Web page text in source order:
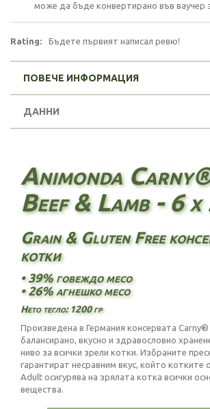
може да бъде конвертирано във ваучер
Rating: Бъдете първият написал ревю!
ПОВЕЧЕ ИНФОРМАЦИЯ
ДАННИ
Animonda
Beef & Lamb - 6 х
Grain & Gluten Free
котки
• 39% говеждо месо
• 26% агнешко месо
Нето тегло: 1200 гр
Произведена в Германия консервата
балансирано, вкусно и здравословно
ниво за всички зрели котки. Избраните
гарантират несравним вкус, който котките
Adult осигурява на зрялата котка всички
вещества.